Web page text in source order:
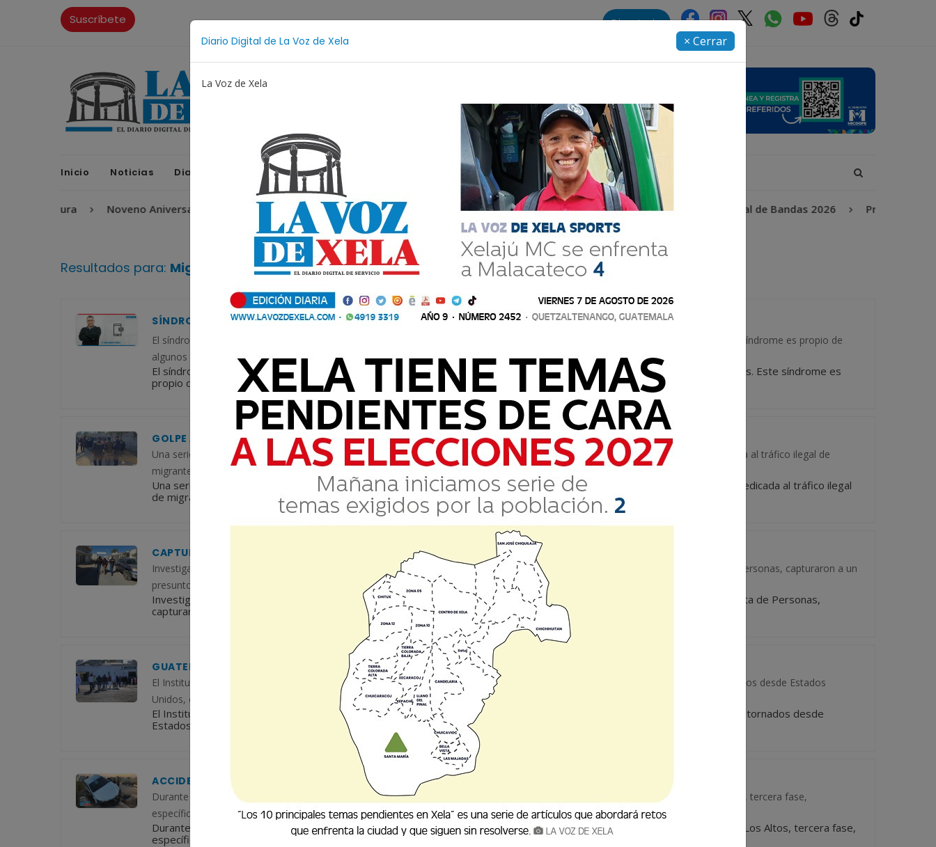
Diario Digital de La Voz de Xela × Cerrar
La Voz de Xela
Suscríbete Directorio
Inicio Noticias Diario Digital Opiniones La Voz de Xela Sports Contáctanos LA VOZ 25
Escritura Noveno Aniversario Fichajes Niñez y Adolescencia Estafa Protección Infantil Incendios Festival de Bandas 2026 Proceso Judicial
Resultados para: Migrante
SÍNDROME DE HUBRIS O ENFERMEDAD DEL PODER
El síndrome de Hubris se caracteriza por un ego desmedido, narcisista, desprecio por las opiniones ajenas y conductas raras. Este síndrome es propio de
algunos fiscales, jueces y otros que andan por ahí. El poder que en alg&ua
El síndrome de Hubris se caracteriza por un ego desmedido, narcisista, desprecio por las opiniones ajenas y conductas raras. Este síndrome es
propio de algunos fiscales, jueces y otros que andan por ahí. El poder que en alg&ua...
GOLPE A RED DE COYOTAJE EN HUEHUETENANGO DEJA 14 CAPTURADOS
Una serie de allanamientos ejecutados por la Policía Nacional Civil (PNC) permitió desarticular parcialmente una estructura dedicada al tráfico ilegal de
migrantes que operaba en el noroccidente del país, dejando como sald
Una serie de allanamientos ejecutados por la Policía Nacional Civil (PNC) permitió desarticular parcialmente una estructura dedicada al tráfico ilegal
de migrantes que operaba en el noroccidente del país, dejando como sald...
CAPTURAN EN OLINTEPEQUE A PRESUNTO COYOTE POR TRÁFICO DE MIGRANTES
Investigadores de la Policía Nacional Civil (PNC), a través de la División Especializada en Investigación Criminal (DEIC) de Trata de Personas, capturaron a un
presunto “coyote” durante un allanamiento realizad
Investigadores de la Policía Nacional Civil (PNC), a través de la División Especializada en Investigación Criminal (DEIC) de Trata de Personas,
capturaron a un presunto “coyote” durante un allanamiento realizad...
GUATEMALA CERRÓ 2025 CON MÁS DE 55 MIL MIGRANTES RETORNADOS
El Instituto Guatemalteco de Migración (IGM) informó que el año 2025 concluyó con un total de 55 mil 181 guatemaltecos retornados desde Estados
Unidos, como parte de los procesos de deportación y retorno asistido.
El Instituto Guatemalteco de Migración (IGM) informó que el año 2025 concluyó con un total de 55 mil 181 guatemaltecos retornados desde
Estados Unidos, como parte de los procesos de deportación y retorno asistido. ...
ACCIDENTE EN LA AUTOPISTA DEJA UN CAPTURADO Y CUATRO HERIDOS
Durante la tarde de este 2 de enero de 2026, se registró un accidente de tránsito en el kilómetro 187.5 de la Autopista de Los Altos, tercera fase,
específicamente en el sector de Portazuelo, en el límite territoria
Durante la tarde de este 2 de enero de 2026, se registró un accidente de tránsito en el kilómetro 187.5 de la Autopista de Los Altos, tercera fase,
específicamente en el sector de Portazuelo, en el límite territoria...